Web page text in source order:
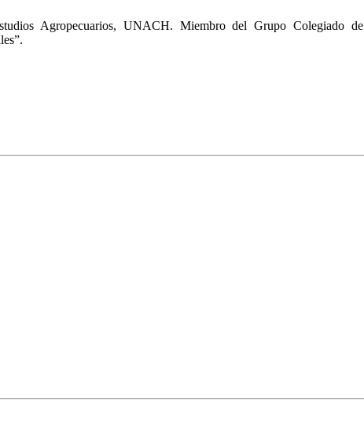
Agropecuarios, UNACH. Miembro del Grupo Colegiado de